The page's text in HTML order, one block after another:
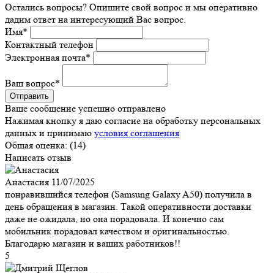
Остались вопросы? Опишите свой вопрос и мы оперативно
дадим ответ на интересующий Вас вопрос.
Имя*
Контактный телефон
Электронная почта*
Ваш вопрос*
Ваше сообщение успешно отправлено
Нажимая кнопку я даю согласие на обработку персональных
данных и принимаю условия соглашения
Общая оценка: (14)
Написать отзыв
Анастасия 11/07/2025
понравившийся телефон (Samsung Galaxy A50) получила в
день обращения в магазин. Такой оперативности доставки
даже не ожидала, но она порадовала. И конечно сам
мобильник порадовал качеством и оригинальностью.
Благодарю магазин и ваших работников!!
5